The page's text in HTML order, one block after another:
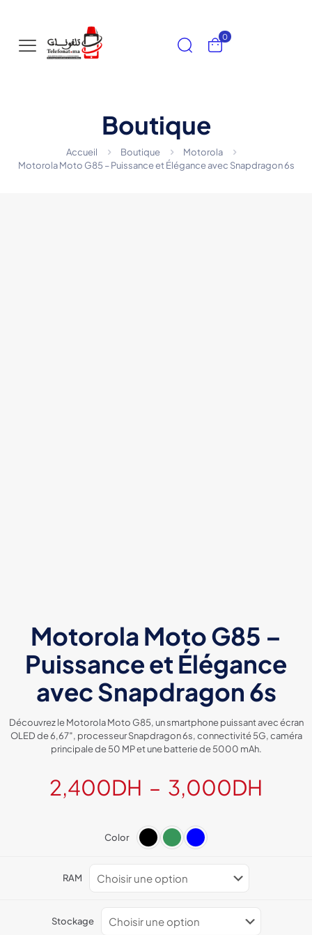
0
Boutique
Accueil Boutique
Motorola
Motorola Moto G85 – Puissance et Élégance avec Snapdragon 6s
Motorola Moto G85 –
Puissance et Élégance
avec Snapdragon 6s
Découvrez le Motorola Moto G85, un smartphone puissant avec écran
OLED de 6,67″, processeur Snapdragon 6s, connectivité 5G, caméra
principale de 50 MP et une batterie de 5000 mAh.
2,400DH – 3,000DH
Color
RAM
Stockage